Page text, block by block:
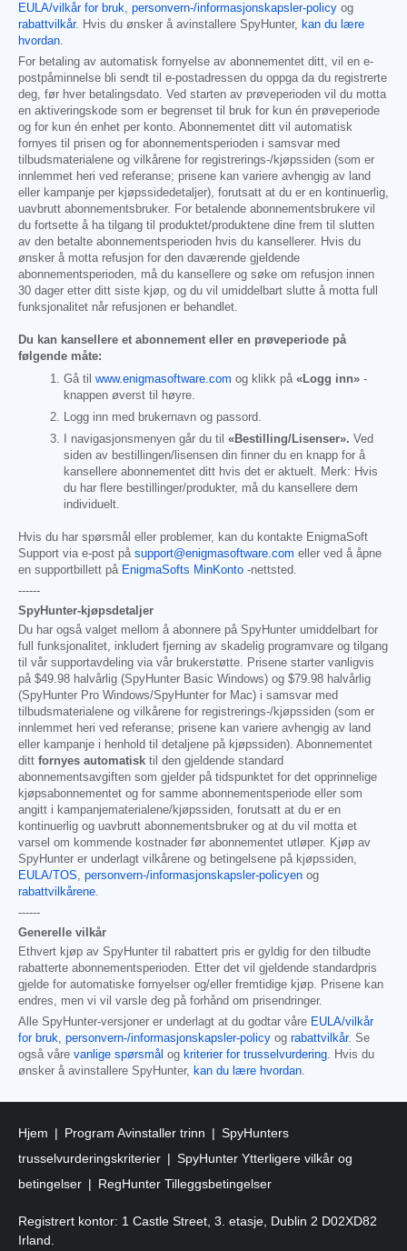
EULA/vilkår for bruk, personvern-/informasjonskapsler-policy og
rabattvilkår. Hvis du ønsker å avinstallere SpyHunter, kan du lære
hvordan.
For betaling av automatisk fornyelse av abonnementet ditt, vil en e-
postpåminnelse bli sendt til e-postadressen du oppga da du registrerte
deg, før hver betalingsdato. Ved starten av prøveperioden vil du motta
en aktiveringskode som er begrenset til bruk for kun én prøveperiode
og for kun én enhet per konto. Abonnementet ditt vil automatisk
fornyes til prisen og for abonnementsperioden i samsvar med
tilbudsmaterialene og vilkårene for registrerings-/kjøpssiden (som er
innlemmet heri ved referanse; prisene kan variere avhengig av land
eller kampanje per kjøpssidedetaljer), forutsatt at du er en kontinuerlig,
uavbrutt abonnementsbruker. For betalende abonnementsbrukere vil
du fortsette å ha tilgang til produktet/produktene dine frem til slutten
av den betalte abonnementsperioden hvis du kansellerer. Hvis du
ønsker å motta refusjon for den daværende gjeldende
abonnementsperioden, må du kansellere og søke om refusjon innen
30 dager etter ditt siste kjøp, og du vil umiddelbart slutte å motta full
funksjonalitet når refusjonen er behandlet.
Du kan kansellere et abonnement eller en prøveperiode på
følgende måte:
Gå til www.enigmasoftware.com og klikk på «Logg inn» -
knappen øverst til høyre.
Logg inn med brukernavn og passord.
I navigasjonsmenyen går du til «Bestilling/Lisenser». Ved
siden av bestillingen/lisensen din finner du en knapp for å
kansellere abonnementet ditt hvis det er aktuelt. Merk: Hvis
du har flere bestillinger/produkter, må du kansellere dem
individuelt.
Hvis du har spørsmål eller problemer, kan du kontakte EnigmaSoft
Support via e-post på support@enigmasoftware.com eller ved å åpne
en supportbillett på EnigmaSofts MinKonto -nettsted.
------
SpyHunter-kjøpsdetaljer
Du har også valget mellom å abonnere på SpyHunter umiddelbart for
full funksjonalitet, inkludert fjerning av skadelig programvare og tilgang
til vår supportavdeling via vår brukerstøtte. Prisene starter vanligvis
på $49.98 halvårlig (SpyHunter Basic Windows) og $79.98 halvårlig
(SpyHunter Pro Windows/SpyHunter for Mac) i samsvar med
tilbudsmaterialene og vilkårene for registrerings-/kjøpssiden (som er
innlemmet heri ved referanse; prisene kan variere avhengig av land
eller kampanje i henhold til detaljene på kjøpssiden). Abonnementet
ditt fornyes automatisk til den gjeldende standard
abonnementsavgiften som gjelder på tidspunktet for det opprinnelige
kjøpsabonnementet og for samme abonnementsperiode eller som
angitt i kampanjematerialene/kjøpssiden, forutsatt at du er en
kontinuerlig og uavbrutt abonnementsbruker og at du vil motta et
varsel om kommende kostnader før abonnementet utløper. Kjøp av
SpyHunter er underlagt vilkårene og betingelsene på kjøpssiden,
EULA/TOS, personvern-/informasjonskapsler-policyen og
rabattvilkårene.
------
Generelle vilkår
Ethvert kjøp av SpyHunter til rabattert pris er gyldig for den tilbudte
rabatterte abonnementsperioden. Etter det vil gjeldende standardpris
gjelde for automatiske fornyelser og/eller fremtidige kjøp. Prisene kan
endres, men vi vil varsle deg på forhånd om prisendringer.
Alle SpyHunter-versjoner er underlagt at du godtar våre EULA/vilkår
for bruk, personvern-/informasjonskapsler-policy og rabattvilkår. Se
også våre vanlige spørsmål og kriterier for trusselvurdering. Hvis du
ønsker å avinstallere SpyHunter, kan du lære hvordan.
Hjem Program Avinstaller trinn
SpyHunters
trusselvurderingskriterier
SpyHunter Ytterligere vilkår og
betingelser
RegHunter Tilleggsbetingelser
Registrert kontor: 1 Castle Street, 3. etasje, Dublin 2 D02XD82
Irland.